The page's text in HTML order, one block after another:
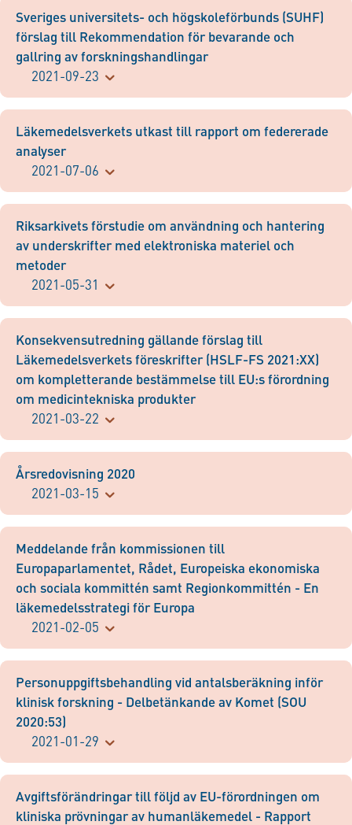
Sveriges universitets- och högskoleförbunds (SUHF)
förslag till Rekommendation för bevarande och
gallring av forskningshandlingar
2021-09-23
Läkemedelsverkets utkast till rapport om federerade
analyser
2021-07-06
Riksarkivets förstudie om användning och hantering
av underskrifter med elektroniska materiel och
metoder
2021-05-31
Konsekvensutredning gällande förslag till
Läkemedelsverkets föreskrifter (HSLF-FS 2021:XX)
om kompletterande bestämmelse till EU:s förordning
om medicintekniska produkter
2021-03-22
Årsredovisning 2020
2021-03-15
Meddelande från kommissionen till
Europaparlamentet, Rådet, Europeiska ekonomiska
och sociala kommittén samt Regionkommittén - En
läkemedelsstrategi för Europa
2021-02-05
Personuppgiftsbehandling vid antalsberäkning inför
klinisk forskning - Delbetänkande av Komet (SOU
2020:53)
2021-01-29
Avgiftsförändringar till följd av EU-förordningen om
kliniska prövningar av humanläkemedel - Rapport